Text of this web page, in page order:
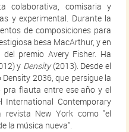
colaborativa, comisaria y
y experimental. Durante la
de composiciones para
besa MacArthur, y en
premio Avery Fisher. Ha
y Density(2013). Desde el
2036, que persigue la
flauta entre ese año y el
Contemporary
revista New York como "el
la música nueva".